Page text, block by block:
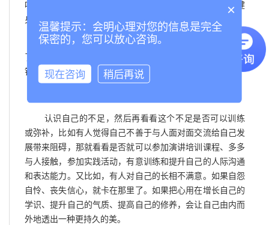
吃的、购购物、健健身……，都会有不错的效果！特别是健
身，具有标本兼治的效果。
我认为，穿越痛苦本身才是获得幸福的根本途径。除
了接受父母本来的样子、了解痛苦背后有深层原因外，以下
针对自我的方法也有助于我们穿越痛苦磨难的屏障：
认识自己的不足，然后再看看这个不足是否可以训练
或弥补，比如有人觉得自己不善于与人面对面交流给自己发
展带来阻碍，那就看看是否就可以参加演讲培训课程、多多
与人接触，参加实践活动，有意训练和提升自己的人际沟通
和表达能力。又比如，有人对自己的长相不满意。如果自怨
自怜、丧失信心，就卡在那里了。如果把心用在增长自己的
学识、提升自己的气质、提高自己的修养，会让自己由内而
外地透出一种更持久的美。
×
温馨提示：会明心理对您的信息是完全
保密的，您可以放心咨询。
现在咨询 稍后再说